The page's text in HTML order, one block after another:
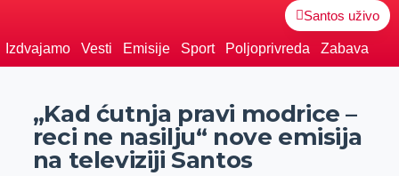
Santos uživo
Izdvajamo Vesti Emisije Sport Poljoprivreda Zabava
„Kad ćutnja pravi modrice –
reci ne nasilju“ nove emisija
na televiziji Santos